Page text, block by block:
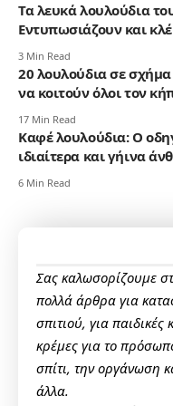
Τα λευκά λουλούδια
Εντυπωσιάζουν και
3 Min Read
20 λουλούδια σε
να κοιτούν όλοι τον
17 Min Read
Καφέ λουλούδια: Ο
ιδιαίτερα και γήινα
6 Min Read
Σας καλωσορίζουμε
πολλά άρθρα για
σπιτιού, για
κρέμες για το
σπίτι, την οργάνωση
άλλα.